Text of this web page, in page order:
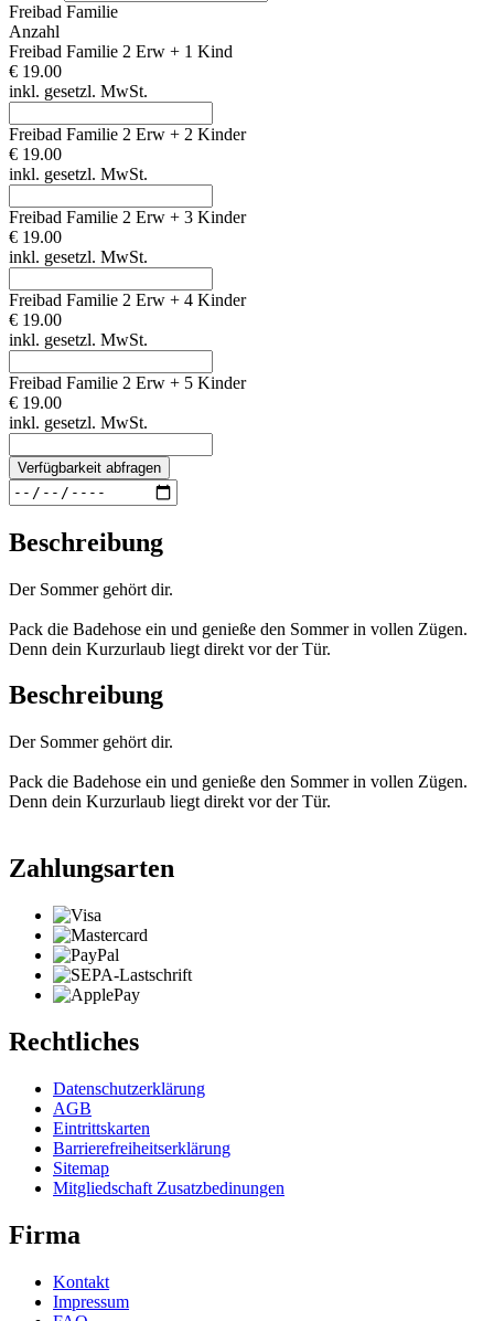
Freibad Familie
Anzahl
Freibad Familie 2 Erw + 1 Kind
€ 19.00
inkl. gesetzl. MwSt.
Freibad Familie 2 Erw + 2 Kinder
€ 19.00
inkl. gesetzl. MwSt.
Freibad Familie 2 Erw + 3 Kinder
€ 19.00
inkl. gesetzl. MwSt.
Freibad Familie 2 Erw + 4 Kinder
€ 19.00
inkl. gesetzl. MwSt.
Freibad Familie 2 Erw + 5 Kinder
€ 19.00
inkl. gesetzl. MwSt.
Verfügbarkeit abfragen
Beschreibung
Der Sommer gehört dir.
Pack die Badehose ein und genieße den Sommer in vollen Zügen.
Denn dein Kurzurlaub liegt direkt vor der Tür.
Beschreibung
Der Sommer gehört dir.
Pack die Badehose ein und genieße den Sommer in vollen Zügen.
Denn dein Kurzurlaub liegt direkt vor der Tür.
Zahlungsarten
Rechtliches
Datenschutzerklärung
AGB
Eintrittskarten
Barrierefreiheitserklärung
Sitemap
Mitgliedschaft Zusatzbedinungen
Firma
Kontakt
Impressum